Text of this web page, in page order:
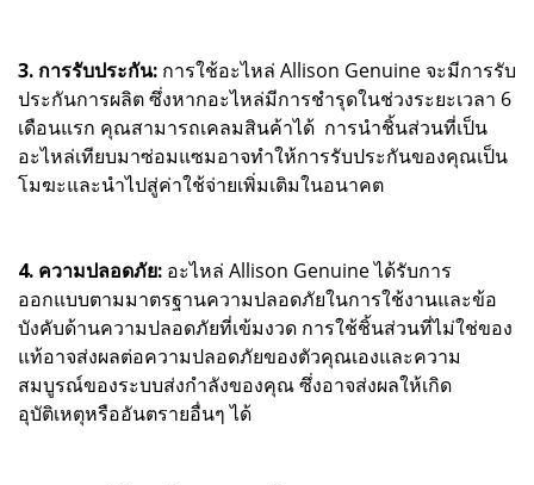
3. การรับประกัน: การใช้อะไหล่ Allison Genuine จะมีการรับ
ประกันการผลิต ซึ่งหากอะไหล่มีการชำรุดในช่วงระยะเวลา 6
เดือนแรก คุณสามารถเคลมสินค้าได้ การนำชิ้นส่วนที่เป็น
อะไหล่เทียบมาซ่อมแซมอาจทำให้การรับประกันของคุณเป็น
โมฆะและนำไปสู่ค่าใช้จ่ายเพิ่มเติมในอนาคต
4. ความปลอดภัย: อะไหล่ Allison Genuine ได้รับการ
ออกแบบตามมาตรฐานความปลอดภัยในการใช้งานและข้อ
บังคับด้านความปลอดภัยที่เข้มงวด การใช้ชิ้นส่วนที่ไม่ใช่ของ
แท้อาจส่งผลต่อความปลอดภัยของตัวคุณเองและความ
สมบูรณ์ของระบบส่งกำลังของคุณ ซึ่งอาจส่งผลให้เกิด
อุบัติเหตุหรืออันตรายอื่นๆ ได้